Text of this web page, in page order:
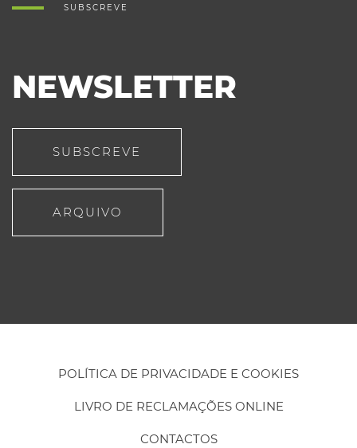
SUBSCREVE
NEWSLETTER
SUBSCREVE
ARQUIVO
POLÍTICA DE PRIVACIDADE E COOKIES
LIVRO DE RECLAMAÇÕES ONLINE
CONTACTOS